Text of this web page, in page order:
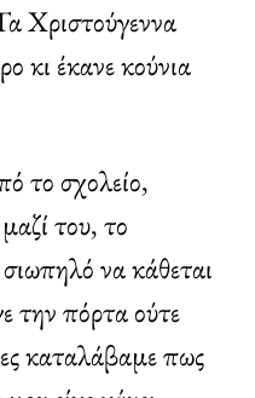
Χριστούγεννα
κι έκανε κούνια
το σχολείο,
του, το
να κάθεται
την πόρτα ούτε
καταλάβαμε πως